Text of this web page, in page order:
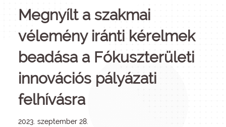
Megnyílt a szakmai
vélemény iránti kérelmek
beadása a Fókuszterületi
innovációs pályázati
felhívásra
2023. szeptember 28.